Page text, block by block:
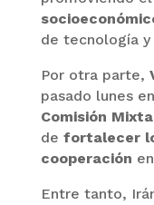
de tecnología y
Por otra parte,
pasado lunes
Comisión
de fortalecer
cooperación
Entre tanto,